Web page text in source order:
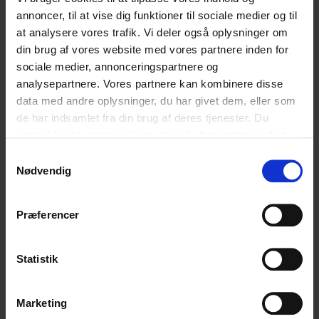
annoncer, til at vise dig funktioner til sociale medier og til
at analysere vores trafik. Vi deler også oplysninger om
din brug af vores website med vores partnere inden for
sociale medier, annonceringspartnere og
analysepartnere. Vores partnere kan kombinere disse
data med andre oplysninger, du har givet dem, eller som
de har indsamlet fra din brug af deres tjenester. Du
Nødvendig
Præferencer
Statistik
Marketing
university Århus. Under sit studie har Lene været
tilknyttet Center for Digital Pædagogik, hvor hun har
undersøgt værdien af at rykke uddannelses vejledning
ud på et digitalt sted de unge opholder sig i forvejen.
Lene håber at kunne være med til at definere en ny type
vejlederrolle i et fremtidigt job. ]]>
Hvad synes du om vores artikel?
Den var god Ku’ være bedre